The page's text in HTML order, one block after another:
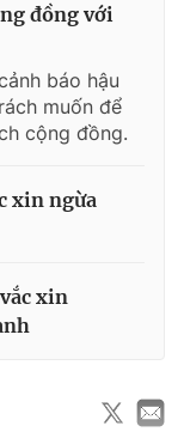
đồng với
báo hậu
muốn để
cộng đồng.
xin ngừa
xin